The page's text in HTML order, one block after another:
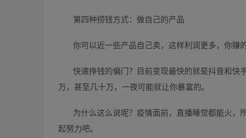
第四种捞钱方式：做自己的产品
你可以近一些产品自己卖，这样利润更多，你赚的
快速挣钱的偏门？目前变现最快的就是抖音和快
万，甚至几十万，一夜可能就让你暴富的。
为什么这么说呢？疫情面前，直播睡觉都能火
起努力吧。